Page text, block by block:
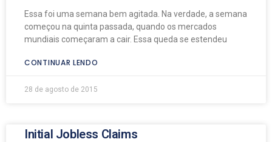
Essa foi uma semana bem agitada. Na verdade, a semana
começou na quinta passada, quando os mercados
mundiais começaram a cair. Essa queda se estendeu
CONTINUAR LENDO
28 de agosto de 2015
Initial Jobless Claims